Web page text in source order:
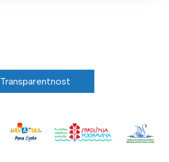
Transparentnost